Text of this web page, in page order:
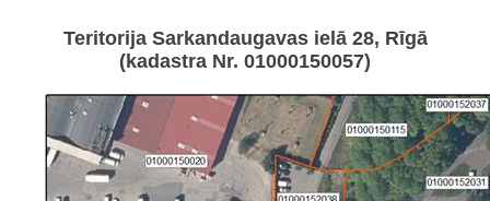
Teritorija Sarkandaugavas ielā 28, Rīgā
(kadastra Nr. 01000150057)